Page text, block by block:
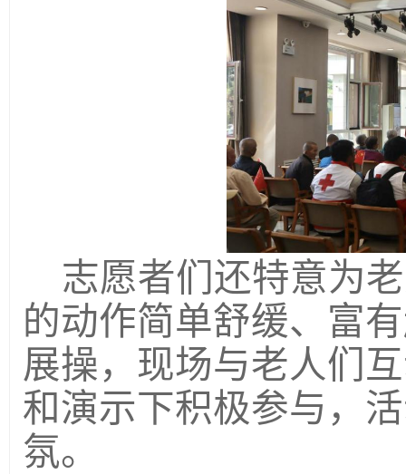
志愿者们 还特意为
的动作简单舒缓、富
展操， 现场与老人们
和演示下积极参与，
氛。